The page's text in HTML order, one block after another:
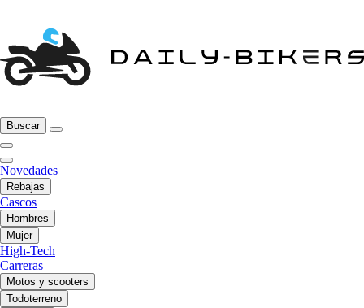
Buscar
Novedades
Rebajas
Cascos
Hombres
Mujer
High-Tech
Carreras
Motos y scooters
Todoterreno